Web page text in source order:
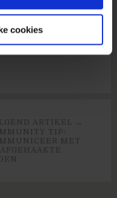
cookies
ARTIKEL →
TIP:
MET